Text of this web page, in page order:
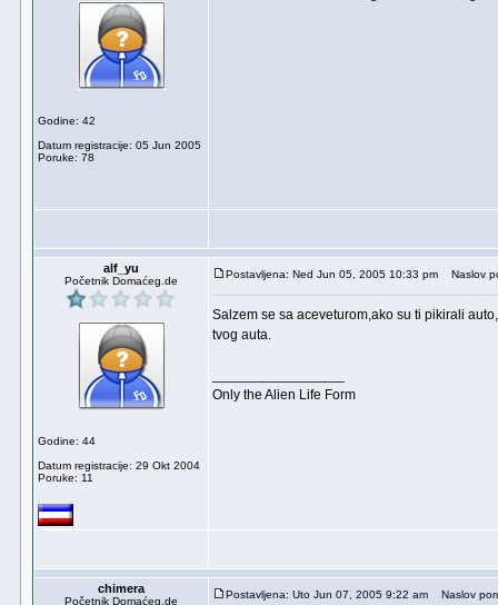
Godine: 42
Datum registracije: 05 Jun 2005
Poruke: 78
alf_yu
Početnik Domaćeg.de
Godine: 44
Datum registracije: 29 Okt 2004
Poruke: 11
Postavljena: Ned Jun 05, 2005 10:33 pm Naslov
Salzem se sa aceveturom,ako su ti pikirali
tvog auta.
Only the Alien Life Form
chimera
Početnik Domaćeg.de
Postavljena: Uto Jun 07, 2005 9:22 am Naslov